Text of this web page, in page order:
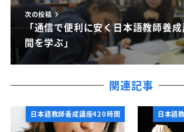
次の投稿
「通信で便利に安く日本語教師養
間を学ぶ」
関連記事
日本語教師養成講座420時間 日本語